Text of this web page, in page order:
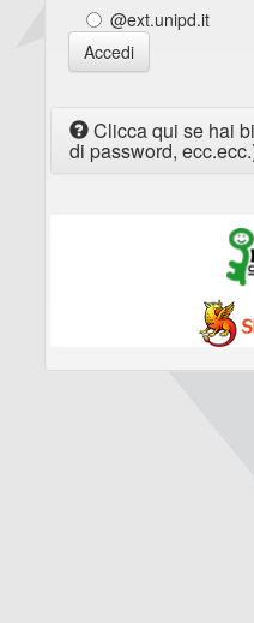
@ext.unipd.it
Accedi
Clicca qui se hai
di password,